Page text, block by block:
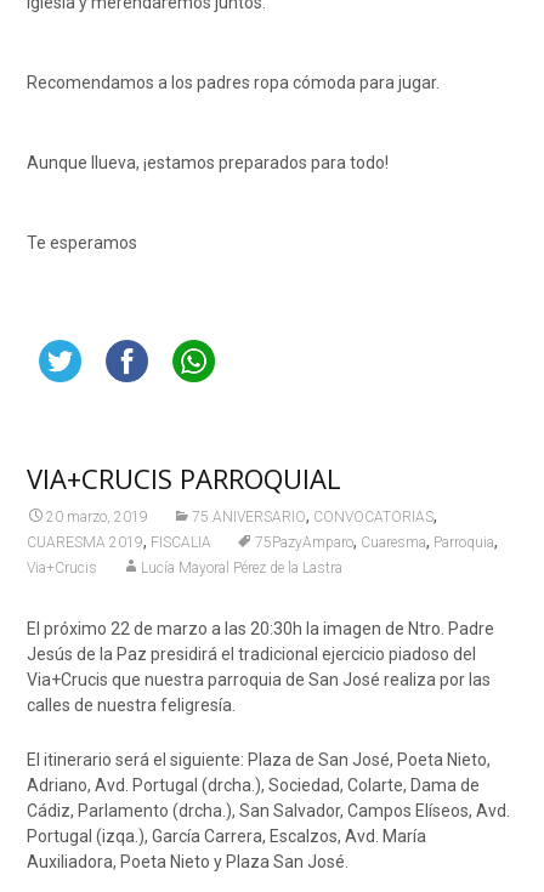
Recomendamos a los padres ropa cómoda para jugar.
Aunque llueva, ¡estamos preparados para todo!
Te esperamos
VIA+CRUCIS PARROQUIAL
20 marzo, 2019 75 ANIVERSARIO, CONVOCATORIAS,
CUARESMA 2019, FISCALIA 75PazyAmparo, Cuaresma, Parroquia,
Via+Crucis Lucía Mayoral Pérez de la Lastra
El próximo 22 de marzo a las 20:30h la imagen de Ntro. Padre
Jesús de la Paz presidirá el tradicional ejercicio piadoso del
Via+Crucis que nuestra parroquia de San José realiza por las
calles de nuestra feligresía.
El itinerario será el siguiente: Plaza de San José, Poeta Nieto,
Adriano, Avd. Portugal (drcha.), Sociedad, Colarte, Dama de
Cádiz, Parlamento (drcha.), San Salvador, Campos Elíseos, Avd.
Portugal (izqa.), García Carrera, Escalzos, Avd. María
Auxiliadora, Poeta Nieto y Plaza San José.